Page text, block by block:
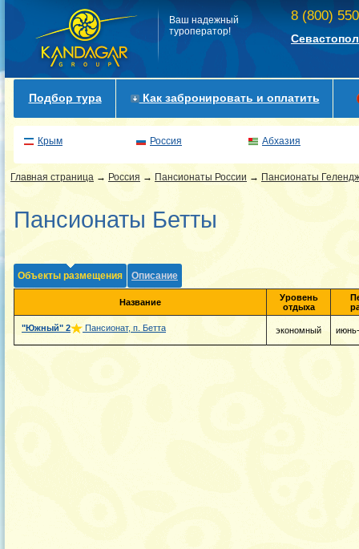
Ваш надежный
туроператор!
8 (800)
Подбор тура Как забронировать и оплатить
Крым Россия Абхазия
Главная страница → Россия → Пансионаты России → Пансионаты
Пансионаты Бетты
Объекты размещения Описание
Название
Уровень
отдыха
"Южный" 2 Пансионат, п. Бетта экономный